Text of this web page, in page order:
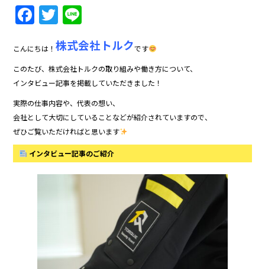
F
a
c
e
b
o
o
k
T
w
itt
er
n
e
こんにちは！株式会社トルクです
このたび、株式会社トルクの取り組みや働き方について、
インタビュー記事を掲載していただきました！
実際の仕事内容や、代表の想い、
会社として大切にしていることなどが紹介されていますので、
ぜひご覧いただければと思います
インタビュー記事のご紹介